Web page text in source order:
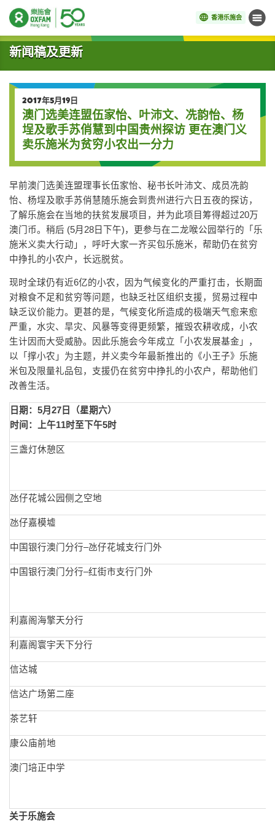
香港乐施会 菜单
开始主要内容
新闻稿及更新
2017年5月19日
澳门选美连盟伍家怡、叶沛文、冼韵怡、杨
埕及歌手苏俏慧到中国贵州探访 更在澳门义
卖乐施米为贫穷小农出一分力
早前澳门选美连盟理事长伍家怡、秘书长叶沛文、成员冼韵
怡、杨埕及歌手苏俏慧随乐施会到贵州进行六日五夜的探访，
了解乐施会在当地的扶贫发展项目，并为此项目筹得超过20万
澳门币。稍后 (5月28日下午)，更参与在二龙喉公园举行的「乐
施米义卖大行动」，呼吁大家一齐买包乐施米，帮助仍在贫穷
中挣扎的小农户，长远脱贫。
现时全球仍有近6亿的小农，因为气候变化的严重打击，长期面
对粮食不足和贫穷等问题，也缺乏社区组织支援，贸易过程中
缺乏议价能力。更甚的是，气候变化所造成的极端天气愈来愈
严重，水灾、旱灾、风暴等变得更频繁，摧毁农耕收成，小农
生计因而大受威胁。因此乐施会今年成立「小农发展基金」，
以「撑小农」为主题，并义卖今年最新推出的《小王子》乐施
米包及限量礼品包，支援仍在贫穷中挣扎的小农户，帮助他们
改善生活。
日期：5月27日（星期六）
时间：上午11时至下午5时
三盏灯休憩区
氹仔花城公园侧之空地
氹仔嘉模墟
中国银行澳门分行–氹仔花城支行门外
中国银行澳门分行–红街市支行门外
利嘉阁海擎天分行
利嘉阁寰宇天下分行
信达城
信达广场第二座
茶艺轩
康公庙前地
澳门培正中学
关于乐施会